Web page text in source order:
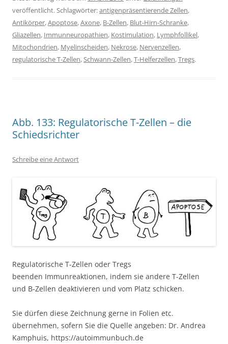
veröffentlicht. Schlagwörter:antigenpräsentierende Zellen,
Antikörper,Apoptose,Axone, B-Zellen, Blut-Hirn-Schranke,
Gliazellen, Immunneuropathien, Kostimulation, Lymphfollikel,
Mitochondrien, Myelinscheiden, Nekrose, Nervenzellen,
regulatorische T-Zellen,Schwann-Zellen,T-Helferzellen,Tregs.
Abb. 133: Regulatorische T-Zellen – die
Schiedsrichter
Schreibe eine Antwort
Regulatorische T-Zellen oder Tregs
beenden Immunreaktionen, indem sie andere T-Zellen
und B-Zellen deaktivieren und vom Platz schicken.
Sie dürfen diese Zeichnung gerne in Folien etc.
übernehmen, sofern Sie die Quelle angeben: Dr. Andrea
Kamphuis, https://autoimmunbuch.de